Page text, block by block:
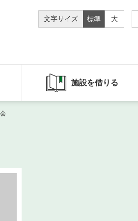
文字サイズ 標準 大
施設を借りる